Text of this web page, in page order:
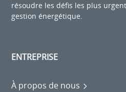
résoudre les défis les plus
gestion énergétique.
ENTREPRISE
À propos de nous